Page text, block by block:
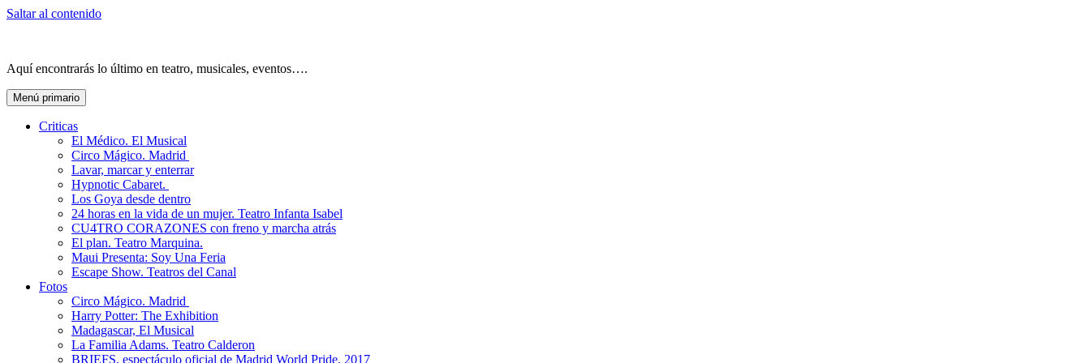
Saltar al contenido
Aquí encontrarás lo último en teatro, musicales, eventos….
Menú primario
Criticas
El Médico. El Musical
Circo Mágico. Madrid
Lavar, marcar y enterrar
Hypnotic Cabaret.
Los Goya desde dentro
24 horas en la vida de un mujer. Teatro Infanta Isabel
CU4TRO CORAZONES con freno y marcha atrás
El plan. Teatro Marquina.
Maui Presenta: Soy Una Feria
Escape Show. Teatros del Canal
Fotos
Circo Mágico. Madrid
Harry Potter: The Exhibition
Madagascar, El Musical
La Familia Adams. Teatro Calderon
BRIEFS, espectáculo oficial de Madrid World Pride. 2017